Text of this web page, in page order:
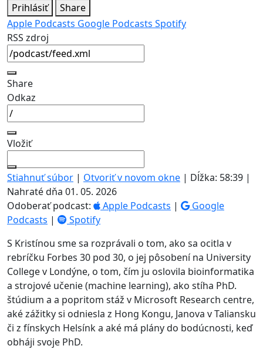
Prihlásiť
Share
Apple Podcasts Google Podcasts Spotify
RSS zdroj
Share
Odkaz
Vložiť
Stiahnuť súbor | Otvoriť v novom okne | Dĺžka: 58:39 |
Nahraté dňa 01. 05. 2026
Odoberať podcast:
Apple Podcasts |
Google
Podcasts |
Spotify
S Kristínou sme sa rozprávali o tom, ako sa ocitla v
rebríčku Forbes 30 pod 30, o jej pôsobení na University
College v Londýne, o tom, čím ju oslovila bioinformatika
a strojové učenie (machine learning), ako stíha PhD.
štúdium a a popritom stáž v Microsoft Research centre,
aké zážitky si odniesla z Hong Kongu, Janova v Taliansku
či z fínskych Helsínk a aké má plány do bodúcnosti, keď
obháji svoje PhD.